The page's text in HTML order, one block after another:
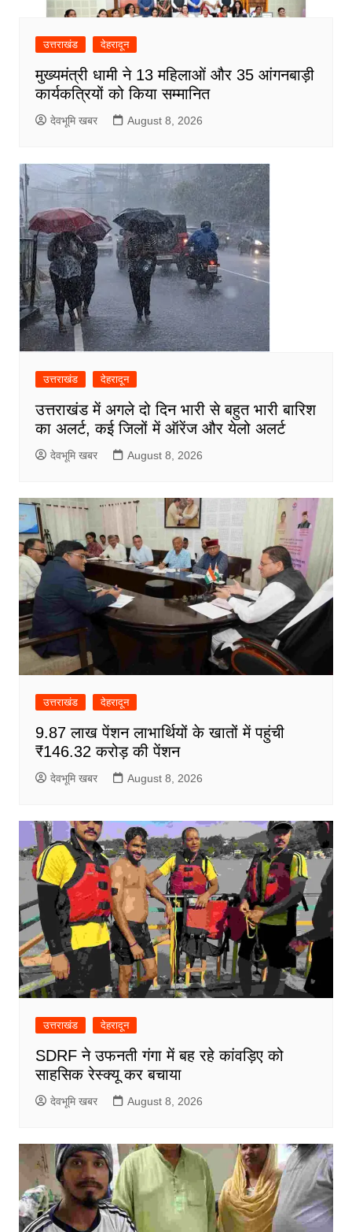
उत्तराखंड देहरादून
मुख्यमंत्री धामी ने 13 महिलाओं और 35 आंगनबाड़ी
कार्यकत्रियों को किया सम्मानित
देवभूमि खबर August 8, 2026
उत्तराखंड देहरादून
उत्तराखंड में अगले दो दिन भारी से बहुत भारी बारिश
का अलर्ट, कई जिलों में ऑरेंज और येलो अलर्ट
देवभूमि खबर August 8, 2026
उत्तराखंड देहरादून
9.87 लाख पेंशन लाभार्थियों के खातों में पहुंची
₹146.32 करोड़ की पेंशन
देवभूमि खबर August 8, 2026
उत्तराखंड देहरादून
SDRF ने उफनती गंगा में बह रहे कांवड़िए को
साहसिक रेस्क्यू कर बचाया
देवभूमि खबर August 8, 2026